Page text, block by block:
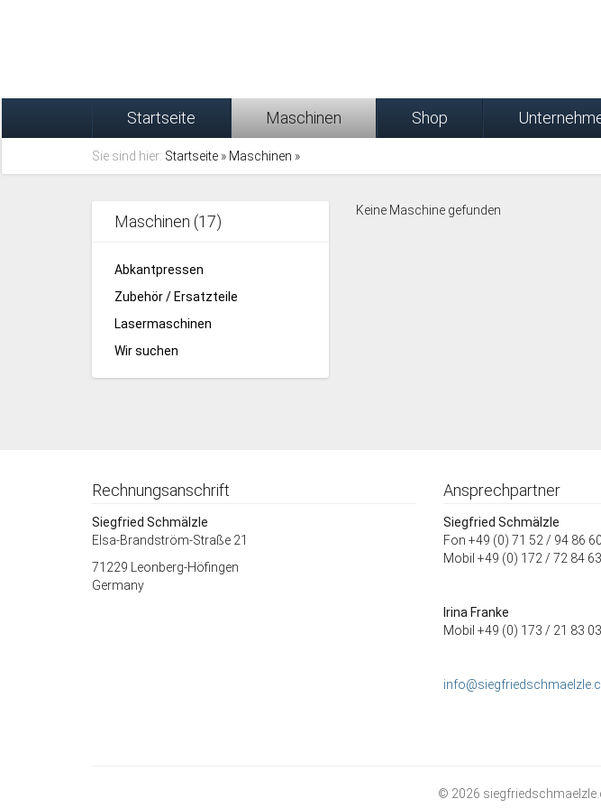
Startseite Maschinen Shop
Sie sind hier: Startseite » Maschinen »
Maschinen (17)
Abkantpressen
Zubehör / Ersatzteile
Lasermaschinen
Wir suchen
Keine Maschine gefunden
Rechnungsanschrift
Siegfried Schmälzle
Elsa-Brandström-Straße 21
71229 Leonberg-Höfingen
Germany
Ansprechpartner
Siegfried Schmälzle
Fon +49 (0) 71 52 / 94 86 60
Mobil +49 (0) 172 / 72 84
Irina Franke
Mobil +49 (0) 173 / 21 83
© 2026